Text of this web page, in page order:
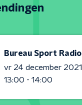
Bureau Sport Radio
vr 24 december 2021
13:00 - 14:00